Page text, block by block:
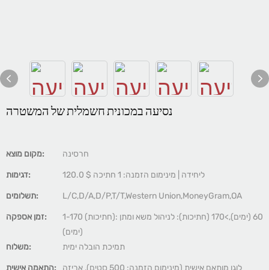
נסיעה במכונית חשמלית של המשטרה
מקום מוצא: חרסינה
דגימות: 120.0 $ ליחידה | מינימום הזמנה: 1 חתיכה
תשלומים: L/C,D/A,D/P,T/T,Western Union,MoneyGram,OA
זמן אספקה:
1-170 (חתיכות): 60 (ימים),>170 (חתיכות): לניהול משא ומתן
(ימים)
משלוח:
תמיכת הובלה ימית
התאמה אישית:
לוגו מותאם אישית (מינימום הזמנה: 500 סטים), אריזה